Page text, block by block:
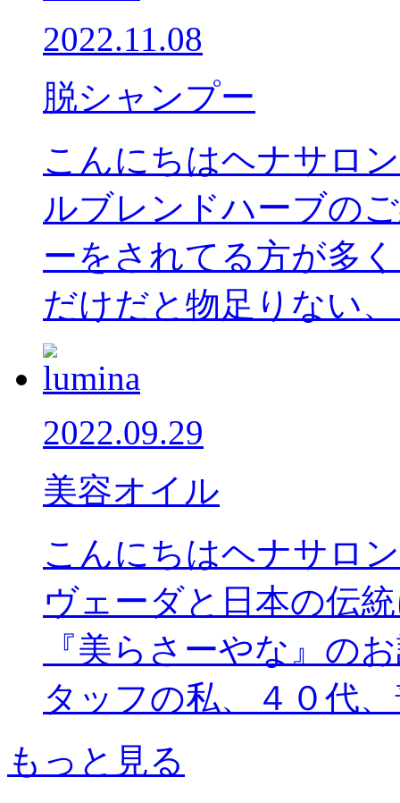
2022.11.08
脱シャンプー
こんにちはヘナサロ
ルブレンドハーブの
ーをされてる方が多
だけだと物足りない
2022.09.29
美容オイル
こんにちはヘナサロ
ヴェーダと日本の伝
『美らさーやな』の
タッフの私、４０代
もっと見る